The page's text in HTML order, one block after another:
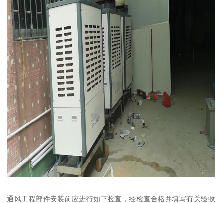
通风工程部件安装前应进行如下检查，经检查合格并填写有关验收